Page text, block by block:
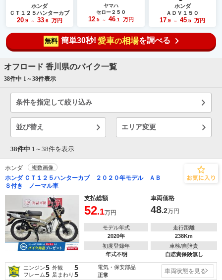
ホンダ
ＣＴ１２５ハンターカブ
20.9 ～ 33.6 万円
ヤマハ
セロー２５０
12 .5 ～ 46 .1 万円
ホンダ
ＡＤＶ１５０
17 .9 ～ 45 .5 万円
無料 簡単30秒! 愛車の相場を調べる
オフロード 香川県のバイク一覧
38件中 1～38件表示
条件を指定して絞り込み
並び替え エリア変更
38件中 1～ 38件を表示
ホンダ 複数画像
ホンダ ＣＴ１２５ハンターカブ ２０２０年モデル ＡＢ
Ｓ付き ノーマル車
支払総額
車両価格
52.1万円 48.2万円
モデル年式
2020年
走行距離
238Km
初度登録年
年式不明
車検/自賠責
自賠責保険無し
エンジン5 外観 5
フレーム5 足まわり 5
電気・保安部品
正常
車両状態を見る